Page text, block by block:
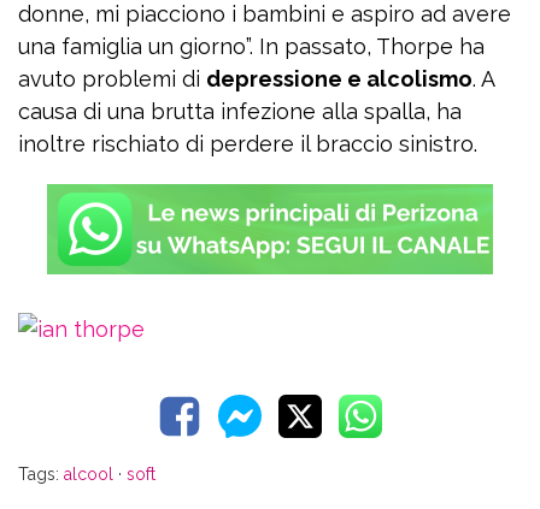
donne, mi piacciono i bambini e aspiro ad avere
una famiglia un giorno”. In passato, Thorpe ha
avuto problemi di depressione e alcolismo. A
causa di una brutta infezione alla spalla, ha
inoltre rischiato di perdere il braccio sinistro.
Tags: alcool · soft